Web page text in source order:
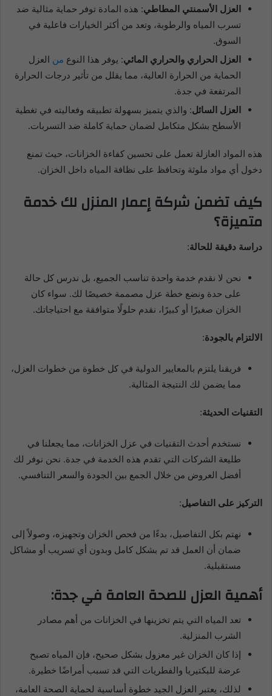
العزل الأسمنتي المطاطي: هذه المادة توفر حماية مثالية ضد
تسرب المياه والرطوبة، وتعد من أكثر الخيارات فاعلية في
السوق.
العزل الحراري والحراري المائي: يوفر هذا النوع من العزل
الحماية من الحرارة العالية، مما يقلل من تأثير درجات الحرارة
المرتفعة في جدة.
العزل السائل: والذي يتميز بسهولة تطبيقه وفعاليته في تغطية
الأسطح بشكل متكامل لضمان حماية كاملة ضد التسربات.
هذه المواد العازلة تعمل على تحسين كفاءة الخزانات، حيث تمنع
دخول أي مواد ملوثة وتحافظ على نظافة المياه داخل الخزان.
كيف تضمن شركة إعمار المنزل لك خدمة
متميزة؟
دراسة دقيقة للحالة:
نحن لا نقدم خدمة واحدة تناسب الجميع، بل ندرس كل حالة
على حدة ونضع خطة عزل مصممة خصيصًا لك. سواء كان
الخزان صغيرًا أو كبيرًا، نقدم حلولًا متوافقة مع احتياجاتك.
الالتزام بالجودة:
فريقنا يلتزم بالمعايير الدولية في كل خطوة من خطوات العزل،
مما يضمن لك النتيجة المثالية.
التقنيات الحديثة:
نستخدم أحدث التقنيات في عزل الخزانات، مما يجعلنا في
طليعة الشركات التي تقدم هذه الخدمة في جدة. نحن نوفر لك
أفضل العروض من خلال الجمع بين الجودة والسعر التنافسي.
التركيز على التفاصيل:
نهتم بكل التفاصيل، بدءًا من فحص الخزان وتجهيزه، وصولاً إلى
ضمان أن العمل قد تم بشكل كامل وبدون أي تسريب أو مشاكل
مستقبلية.
أهمية العزل للصحة العامة في جدة:
تعد المياه التي يتم تخزينها في الخزانات من أهم مصادر
الشرب المنزلية.
إذا كان الخزان غير معزول بشكل صحيح، فإن المياه تصبح
عرضة للبكتيريا والفطريات التي قد تسبب أمراضًا خطيرة.
لذلك، يعتبر العزل الجيد خطوة أساسية لحماية الصحة العامة،